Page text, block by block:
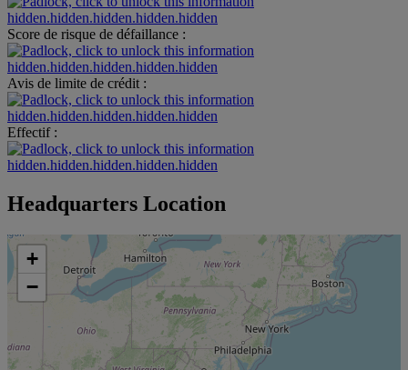
hidden.hidden.hidden.hidden.hidden
Score de risque de défaillance :
hidden.hidden.hidden.hidden.hidden
Avis de limite de crédit :
hidden.hidden.hidden.hidden.hidden
Effectif :
hidden.hidden.hidden.hidden.hidden
Headquarters Location
+
−